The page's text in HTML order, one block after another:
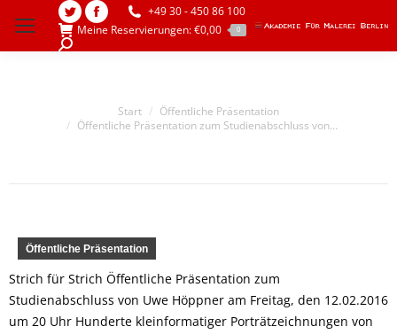
Twitter
page
Facebook
new
+49 30 - 450 86 100
Meine Reservierungen:€0,00 0
Search:
Sie befinden sich hier:
Start
Öffentliche Präsentation
Öffentliche Präsentation zum Studienabschluss von…
Öffentliche Präsentation
Strich für Strich Öffentliche Präsentation zum
Studienabschluss von Uwe Höppner am Freitag, den 12.02.2016
um 20 Uhr Hunderte kleinformatiger Porträtzeichnungen von